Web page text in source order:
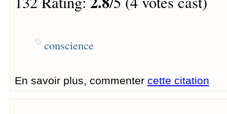
conscience
En savoir plus, commenter cette citation